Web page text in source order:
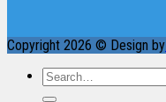
Copyright 2026 © Design by
Search